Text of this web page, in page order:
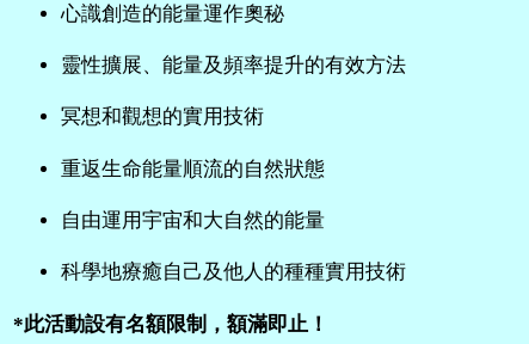
心識創造的能量運作奧秘
靈性擴展、能量及頻率提升的有效方法
冥想和觀想的實用技術
重返生命能量順流的自然狀態
自由運用宇宙和大自然的能量
科學地療癒自己及他人的種種實用技術
*此活動設有名額限制，額滿即止！